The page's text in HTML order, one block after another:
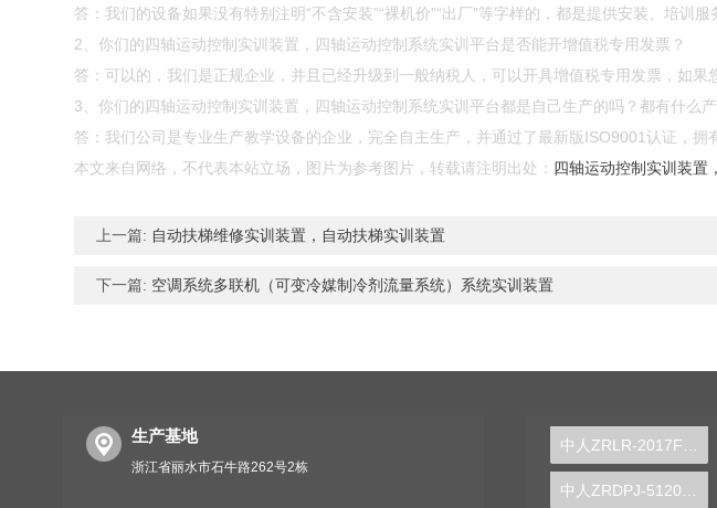
答：我们的设备如果没有特别注明“不含安装”“裸机价”“出厂”等字样的，都是提供安装、培训服
2、你们的四轴运动控制实训装置，四轴运动控制系统实训平台是否能开增值税专用发票？
答：可以的，我们是正规企业，并且已经升级到一般纳税人，可以开具增值税专用发票，如
3、你们的四轴运动控制实训装置，四轴运动控制系统实训平台都是自己生产的吗？都有什么
答：我们公司是专业生产教学设备的企业，完全自主生产，并通过了最新版ISO9001认证，拥
本文来自网络，不代表本站立场，图片为参考图片，转载请注明出处： 四轴运动控制实训装置
上一篇: 自动扶梯维修实训装置，自动扶梯实训装置
下一篇: 空调系统多联机（可变冷媒制冷剂流量系统）系统实训装置
生产基地
浙江省丽水市石牛路262号2栋